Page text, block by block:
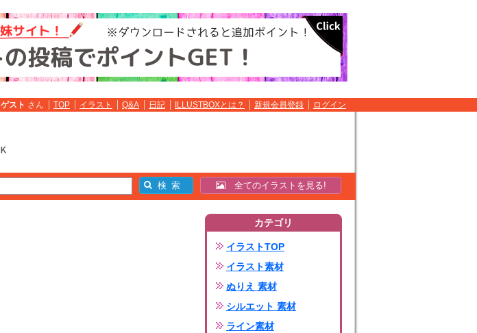
ゲスト さん TOP イラスト Q&A 日記 ILLUSTBOXとは？ 新規会員登録 ログイン
全てのイラストを見る!
カテゴリ
イラストTOP
イラスト素材
ぬりえ 素材
シルエット 素材
ライン素材